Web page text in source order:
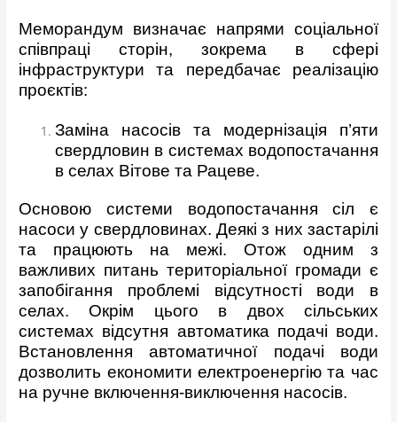
Меморандум визначає напрями соціальної
співпраці сторін, зокрема в сфері
інфраструктури та передбачає реалізацію
проєктів:
Заміна насосів та модернізація п’яти
свердловин в системах водопостачання
в селах Вітове та Рацеве.
Основою системи водопостачання сіл є
насоси у свердловинах. Деякі з них застарілі
та працюють на межі. Отож одним з
важливих питань територіальної громади є
запобігання проблемі відсутності води в
селах. Окрім цього в двох сільських
системах відсутня автоматика подачі води.
Встановлення автоматичної подачі води
дозволить економити електроенергію та час
на ручне включення-виключення насосів.